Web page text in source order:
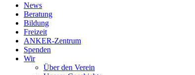
News
Beratung
Bildung
Freizeit
ANKER-Zentrum
Spenden
Wir
Über den Verein